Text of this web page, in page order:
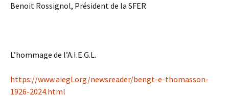
Benoit Rossignol, Président de la SFER
L’hommage de l’A.I.E.G.L.
https://www.aiegl.org/newsreader/bengt-e-thomasson-
1926-2024.html